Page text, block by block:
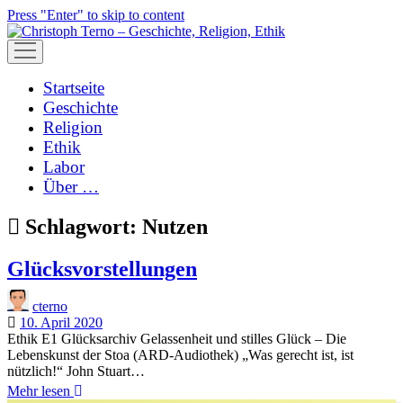
Press "Enter" to skip to content
open
menu
Startseite
Geschichte
Religion
Ethik
Labor
Über …
Schlagwort: Nutzen
Glücksvorstellungen
cterno
10. April 2020
Ethik E1 Glücksarchiv Gelassenheit und stilles Glück – Die
Lebenskunst der Stoa (ARD-Audiothek) „Was gerecht ist, ist
nützlich!“ John Stuart…
Mehr lesen Glücksvorstellungen